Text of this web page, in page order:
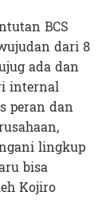
BCS
dari 8
ada dan
internal
peran dan
lingkup
bisa
Kojiro